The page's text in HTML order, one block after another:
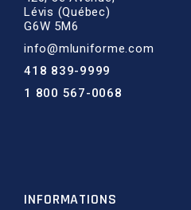
Lévis (Québec)
G6W 5M6
info@mluniforme.com
418 839-9999
1 800 567-0068
INFORMATIONS